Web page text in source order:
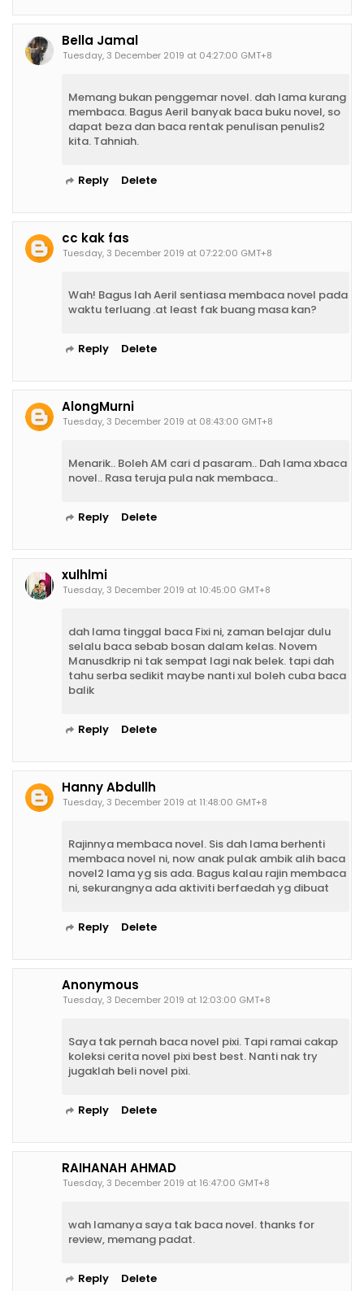
Bella Jamal
Tuesday, 3 December 2019 at 04:27:00 GMT+8
Memang bukan penggemar novel. dah lama kurang
membaca. Bagus Aeril banyak baca buku novel, so
dapat beza dan baca rentak penulisan penulis2
kita. Tahniah.
Reply Delete
cc kak fas
Tuesday, 3 December 2019 at 07:22:00 GMT+8
Wah! Bagus lah Aeril sentiasa membaca novel pada
waktu terluang .at least fak buang masa kan?
Reply Delete
AlongMurni
Tuesday, 3 December 2019 at 08:43:00 GMT+8
Menarik.. Boleh AM cari d pasaram.. Dah lama xbaca
novel.. Rasa teruja pula nak membaca..
Reply Delete
xulhlmi
Tuesday, 3 December 2019 at 10:45:00 GMT+8
dah lama tinggal baca Fixi ni, zaman belajar dulu
selalu baca sebab bosan dalam kelas. Novem
Manusdkrip ni tak sempat lagi nak belek. tapi dah
tahu serba sedikit maybe nanti xul boleh cuba baca
balik
Reply Delete
Hanny Abdullh
Tuesday, 3 December 2019 at 11:48:00 GMT+8
Rajinnya membaca novel. Sis dah lama berhenti
membaca novel ni, now anak pulak ambik alih baca
novel2 lama yg sis ada. Bagus kalau rajin membaca
ni, sekurangnya ada aktiviti berfaedah yg dibuat
Reply Delete
Anonymous
Tuesday, 3 December 2019 at 12:03:00 GMT+8
Saya tak pernah baca novel pixi. Tapi ramai cakap
koleksi cerita novel pixi best best. Nanti nak try
jugaklah beli novel pixi.
Reply Delete
RAIHANAH AHMAD
Tuesday, 3 December 2019 at 16:47:00 GMT+8
wah lamanya saya tak baca novel. thanks for
review, memang padat.
Reply Delete